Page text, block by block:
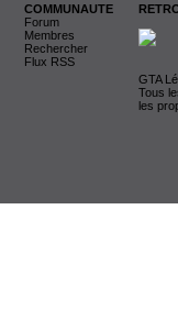
COMMUNAUTE
Forum
Membres
Rechercher
Flux RSS
GTA
Tous
les